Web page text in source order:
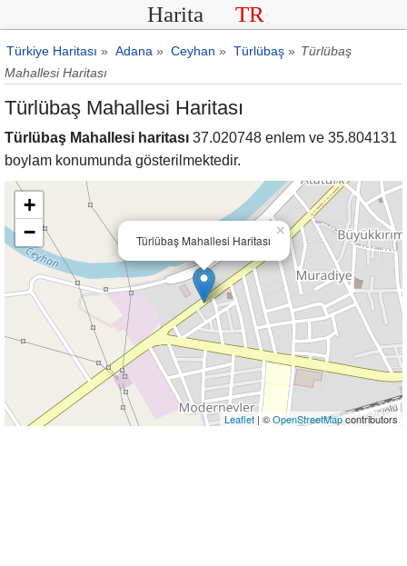
Harita TR
Türkiye Haritası » Adana » Ceyhan » Türlübaş » Türlübaş
Mahallesi Haritası
Türlübaş Mahallesi Haritası
Türlübaş Mahallesi haritası 37.020748 enlem ve 35.804131
boylam konumunda gösterilmektedir.
Türlübaş Mahallesi Haritası
×
+
−
Leaflet | ©OpenStreetMapcontributors